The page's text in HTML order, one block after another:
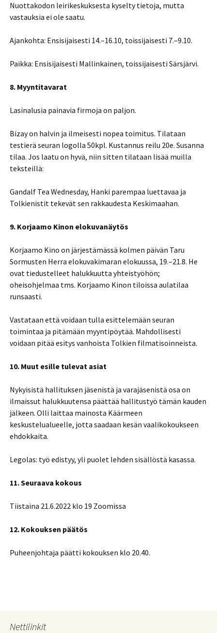
Nuottakodon leirikeskuksesta kyselty tietoja, mutta
vastauksia ei ole saatu.
Ajankohta: Ensisijaisesti 14.–16.10, toissijaisesti 7.–9.10.
Paikka: Ensisijaisesti Mallinkainen, toissijaisesti Särsjärvi.
8. Myyntitavarat
Lasinalusia painavia firmoja on paljon.
Bizay on halvin ja ilmeisesti nopea toimitus. Tilataan
testierä seuran logolla 50kpl. Kustannus reilu 20e. Susanna
tilaa. Jos laatu on hyvä, niin sitten tilataan lisää muilla
teksteillä:
Gandalf Tea Wednesday, Hanki parempaa luettavaa ja
Tolkienistit tekevät sen rakkaudesta Keskimaahan.
9. Korjaamo Kinon elokuvanäytös
Korjaamo Kino on järjestämässä kolmen päivän Taru
Sormusten Herra elokuvakimaran elokuussa, 19.–21.8. He
ovat tiedustelleet halukkuutta yhteistyöhön;
oheisohjelmaa tms. Korjaamo Kinon tiloissa aulatilaa
runsaasti.
Vastataan että voidaan tulla esittelemään seuran
toimintaa ja pitämään myyntipöytää. Mahdollisesti
voidaan pitää esitys vanhoista Tolkien filmatisoinneista.
10. Muut esille tulevat asiat
Nykyisistä hallituksen jäsenistä ja varajäsenistä osa on
ilmaissut halukkuutensa päättää hallitustyö tämän kauden
jälkeen. Olli laittaa mainosta Käärmeen
keskustelualueelle, jotta saadaan kesän vaalikokoukseen
ehdokkaita.
Legolas: työ edistyy, yli puolet lehden sisällöstä kasassa.
11. Seuraava kokous
Tiistaina 21.6.2022 klo 19 Zoomissa
12. Kokouksen päätös
Puheenjohtaja päätti kokouksen klo 20.40.
Nettilinkit